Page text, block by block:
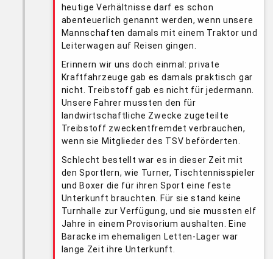
heutige Verhältnisse darf es schon
abenteuerlich genannt werden, wenn unsere
Mannschaften damals mit einem Traktor und
Leiterwagen auf Reisen gingen.
Erinnern wir uns doch einmal: private
Kraftfahrzeuge gab es damals praktisch gar
nicht. Treibstoff gab es nicht für jedermann.
Unsere Fahrer mussten den für
landwirtschaftliche Zwecke zugeteilte
Treibstoff zweckentfremdet verbrauchen,
wenn sie Mitglieder des TSV beförderten.
Schlecht bestellt war es in dieser Zeit mit
den Sportlern, wie Turner, Tischtennisspieler
und Boxer die für ihren Sport eine feste
Unterkunft brauchten. Für sie stand keine
Turnhalle zur Verfügung, und sie mussten elf
Jahre in einem Provisorium aushalten. Eine
Baracke im ehemaligen Letten-Lager war
lange Zeit ihre Unterkunft.